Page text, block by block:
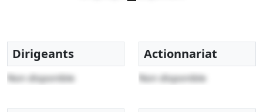
Dirigeants
Non disponible
Actionnariat
Non disponible